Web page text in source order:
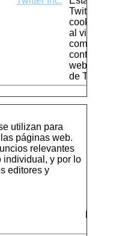
Twitter - La
cookie
al visitante
compartir
contenido
web en su
de Twitter.
utilizan para
páginas web.
relevantes
individual, y por lo
editores y